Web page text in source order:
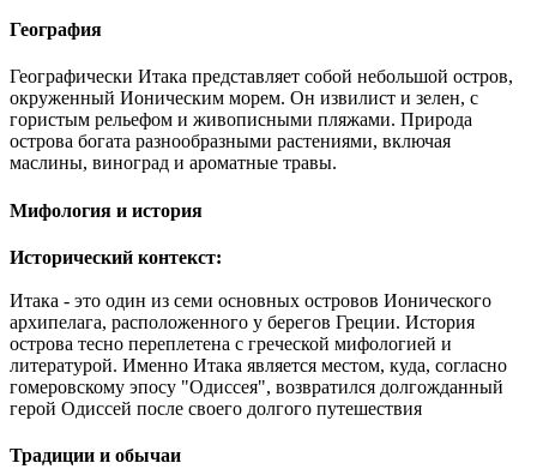
География
Географически Итака представляет собой небольшой остров,
окруженный Ионическим морем. Он извилист и зелен, с
гористым рельефом и живописными пляжами. Природа
острова богата разнообразными растениями, включая
маслины, виноград и ароматные травы.
Мифология и история
Исторический контекст:
Итака - это один из семи основных островов Ионического
архипелага, расположенного у берегов Греции. История
острова тесно переплетена с греческой мифологией и
литературой. Именно Итака является местом, куда, согласно
гомеровскому эпосу "Одиссея", возвратился долгожданный
герой Одиссей после своего долгого путешествия
Традиции и обычаи